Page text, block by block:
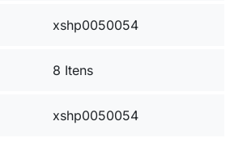
xshp0050054
8 Itens
xshp0050054